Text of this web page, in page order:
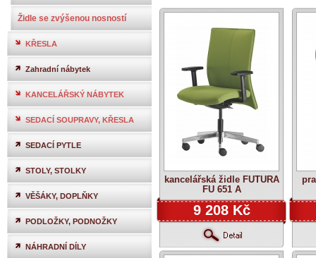
Židle se zvýšenou nosností
KŘESLA
Zahradní nábytek
KANCELÁŘSKÝ NÁBYTEK
SEDACÍ SOUPRAVY, KŘESLA
SEDACÍ PYTLE
STOLY, STOLKY
VĚŠÁKY, DOPLŇKY
PODLOŽKY, PODNOŽKY
NÁHRADNÍ DÍLY
kancelářská židle FUTURA
FU 651 A
9 208 Kč